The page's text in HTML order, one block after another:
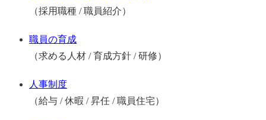
（採用職種 / 職員紹介）
職員の育成
（求める人材 / 育成方針 / 研修）
人事制度
（給与 / 休暇 / 昇任 / 職員住宅）